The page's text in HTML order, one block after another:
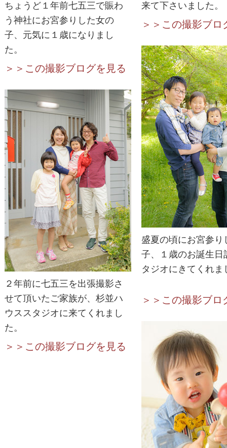
ちょうど１年前七五三で賑わ
う神社にお宮参りした女の
子、元気に１歳になりまし
た。
＞＞この撮影ブログを見る
２年前に七五三を出張撮影さ
せて頂いたご家族が、杉並ハ
ウススタジオに来てくれまし
た。
＞＞この撮影ブログを見る
来て下さいました。
＞＞この撮影ブロ
盛夏の頃にお宮参り
子、１歳のお誕生日
タジオにきてくれま
＞＞この撮影ブロ